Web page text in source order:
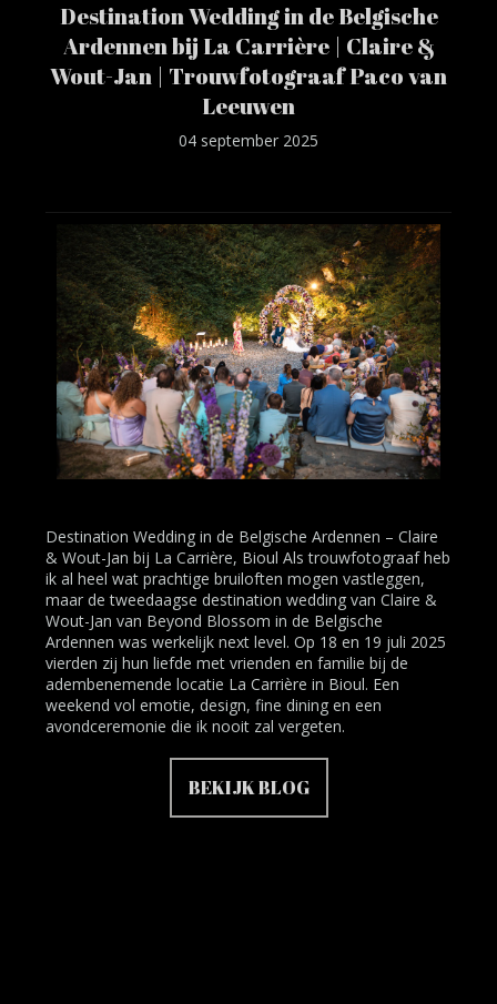
Destination Wedding in de Belgische
Ardennen bij La Carrière | Claire &
Wout-Jan | Trouwfotograaf Paco van
Leeuwen
04 september 2025
Destination Wedding in de Belgische Ardennen – Claire
& Wout-Jan bij La Carrière, Bioul Als trouwfotograaf heb
ik al heel wat prachtige bruiloften mogen vastleggen,
maar de tweedaagse destination wedding van Claire &
Wout-Jan van Beyond Blossom in de Belgische
Ardennen was werkelijk next level. Op 18 en 19 juli 2025
vierden zij hun liefde met vrienden en familie bij de
adembenemende locatie La Carrière in Bioul. Een
weekend vol emotie, design, fine dining en een
avondceremonie die ik nooit zal vergeten.
BEKIJK BLOG